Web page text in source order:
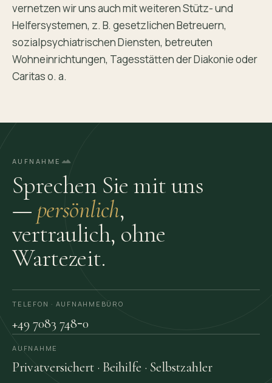
vernetzen wir uns auch mit weiteren Stütz- und
Helfersystemen, z. B. gesetzlichen Betreuern,
sozialpsychiatrischen Diensten, betreuten
Wohneinrichtungen, Tagesstätten der Diakonie oder
Caritas o. a.
AUFNAHME
Sprechen Sie mit uns
— persönlich,
vertraulich, ohne
Wartezeit.
TELEFON · AUFNAHME­BÜRO
+49 7083 748-0
AUFNAHME
Privatversichert · Beihilfe · Selbstzahler